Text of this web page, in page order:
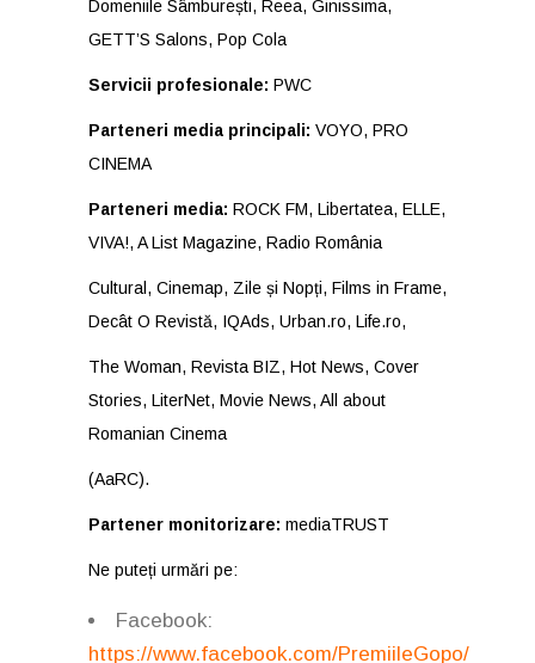
Domeniile Sâmburești, Reea, Ginissima,
GETT’S Salons, Pop Cola
Servicii profesionale: PWC
Parteneri media principali: VOYO, PRO
CINEMA
Parteneri media: ROCK FM, Libertatea, ELLE,
VIVA!, A List Magazine, Radio România
Cultural, Cinemap, Zile și Nopți, Films in Frame,
Decât O Revistă, IQAds, Urban.ro, Life.ro,
The Woman, Revista BIZ, Hot News, Cover
Stories, LiterNet, Movie News, All about
Romanian Cinema
(AaRC).
Partener monitorizare: mediaTRUST
Ne puteți urmări pe:
Facebook:
https://www.facebook.com/PremiileGopo/